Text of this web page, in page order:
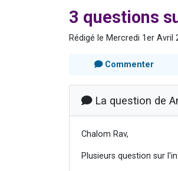
3 questions
Rédigé le Mercredi 1er Avril
Commenter
La question de
Chalom Rav,
Plusieurs question sur